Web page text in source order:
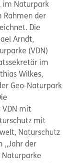
im Naturpark
Rahmen der
Die
Arndt,
(VDN)
im
Wilkes,
Geo-Naturpark
VDN mit
mit
Naturschutz
„Jahr der
Naturparke